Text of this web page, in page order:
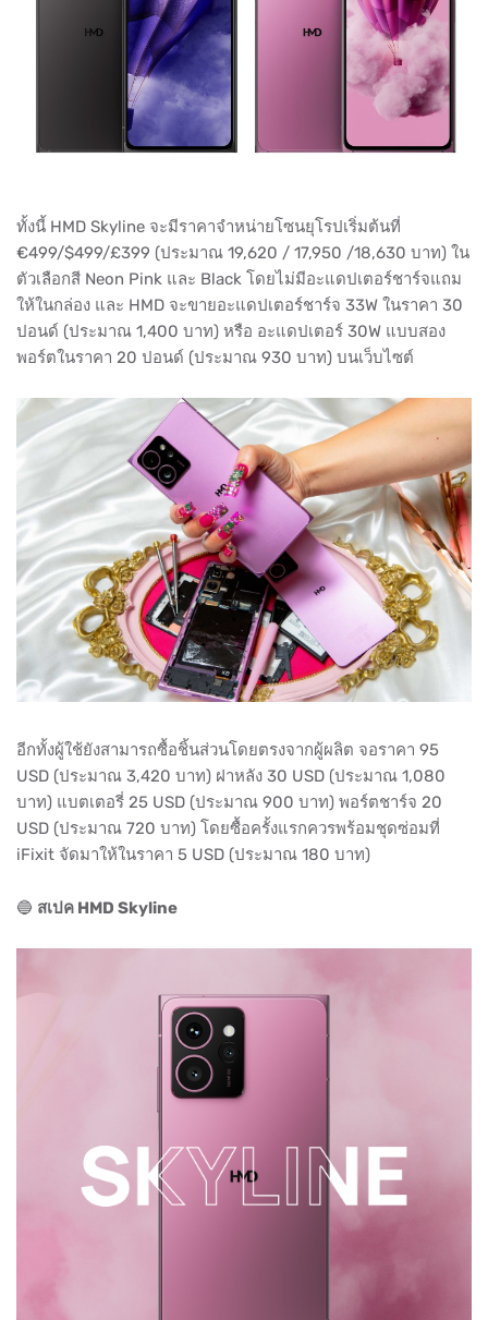
ทั้งนี้ HMD Skyline จะมีราคาจำหน่ายโซนยุโรปเริ่มต้นที่
€499/$499/£399 (ประมาณ 19,620 / 17,950 /18,630 บาท) ใน
ตัวเลือกสี Neon Pink และ Black โดยไม่มีอะแดปเตอร์ชาร์จแถม
ให้ในกล่อง และ HMD จะขายอะแดปเตอร์ชาร์จ 33W ในราคา 30
ปอนด์ (ประมาณ 1,400 บาท) หรือ อะแดปเตอร์ 30W แบบสอง
พอร์ตในราคา 20 ปอนด์ (ประมาณ 930 บาท) บนเว็บไซต์
อีกทั้งผู้ใช้ยังสามารถซื้อชิ้นส่วนโดยตรงจากผู้ผลิต จอราคา 95
USD (ประมาณ 3,420 บาท) ฝาหลัง 30 USD (ประมาณ 1,080
บาท) แบตเตอรี่ 25 USD (ประมาณ 900 บาท) พอร์ตชาร์จ 20
USD (ประมาณ 720 บาท) โดยซื้อครั้งแรกควรพร้อมชุดซ่อมที่
iFixit จัดมาให้ในราคา 5 USD (ประมาณ 180 บาท)
🔵 สเปค HMD Skyline